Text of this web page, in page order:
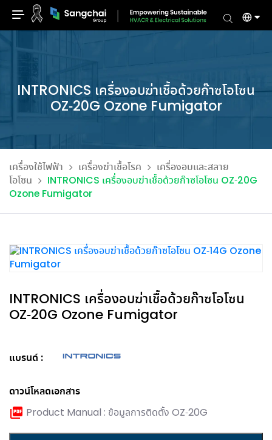
Skip
content
INTRONICS เครื่องอบฆ่าเชื้อด้วยก๊าซโอโซน
OZ-20G Ozone Fumigator
เครื่องใช้ไฟฟ้า เครื่องฆ่าเชื้อโรค
เครื่องอบและสลาย
โอโซน
INTRONICS เครื่องอบฆ่าเชื้อด้วยก๊าซโอโซน OZ-20G
Ozone Fumigator
INTRONICS เครื่องอบฆ่าเชื้อด้วยก๊าซโอโซน
OZ-20G Ozone Fumigator
แบรนด์
ดาวน์โหลดเอกสาร
Product Manual : ข้อมูลการติดตั้ง OZ-20G